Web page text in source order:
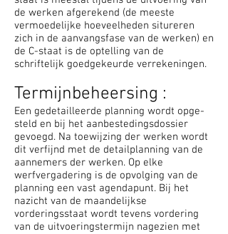
de werken afgerekend (de meeste
vermoedelijke hoeveelheden situreren
zich in de aanvangsfase van de werken) en
de C-staat is de optelling van de
schriftelijk goedgekeurde verrekeningen.
Termijnbeheersing :
Een gedetailleerde planning wordt op­ge­
steld en bij het aanbestedingsdossier
gevoegd. Na toewijzing der wer­ken wordt
dit verfijnd met de detailplanning van de
aannemers der werken. Op elke
werfvergadering is de opvolging van de
plan­ning een vast agendapunt. Bij het
nazicht van de maandelijkse
vorderingsstaat wordt tevens vordering
van de uitvoeringstermijn nagezien met